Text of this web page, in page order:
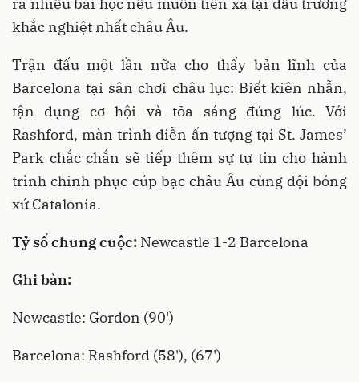
khắc nghiệt nhất châu Âu.
Trận đấu một lần nữa cho thấy bản lĩnh của
Barcelona tại sân chơi châu lục: Biết kiên nhẫn,
tận dụng cơ hội và tỏa sáng đúng lúc. Với
Rashford, màn trình diễn ấn tượng tại St. James’
Park chắc chắn sẽ tiếp thêm sự tự tin cho hành
trình chinh phục cúp bạc châu Âu cùng đội bóng
xứ Catalonia.
Tỷ số chung cuộc: Newcastle 1-2 Barcelona
Ghi bàn:
Newcastle: Gordon (90')
Barcelona: Rashford (58'), (67')